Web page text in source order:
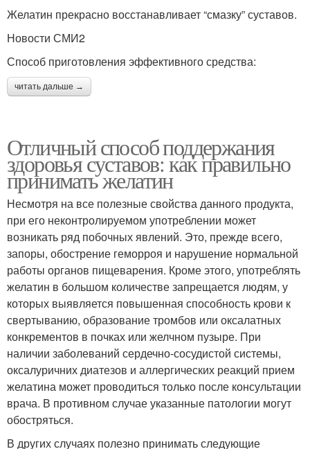
Желатин прекрасно восстанавливает “смазку” суставов.
Новости СМИ2
Способ приготовления эффективного средства:
читать дальше →
Отличный способ поддержания
здоровья суставов: как правильно
принимать желатин
Несмотря на все полезные свойства данного продукта,
при его неконтролируемом употреблении может
возникать ряд побочных явлений. Это, прежде всего,
запоры, обострение геморроя и нарушение нормальной
работы органов пищеварения. Кроме этого, употреблять
желатин в большом количестве запрещается людям, у
которых выявляется повышенная способность крови к
свертыванию, образование тромбов или оксалатных
конкрементов в почках или желчном пузыре. При
наличии заболеваний сердечно-сосудистой системы,
оксалуричних диатезов и аллергических реакций прием
желатина может проводиться только после консультации
врача. В противном случае указанные патологии могут
обостряться.
В других случаях полезно принимать следующие